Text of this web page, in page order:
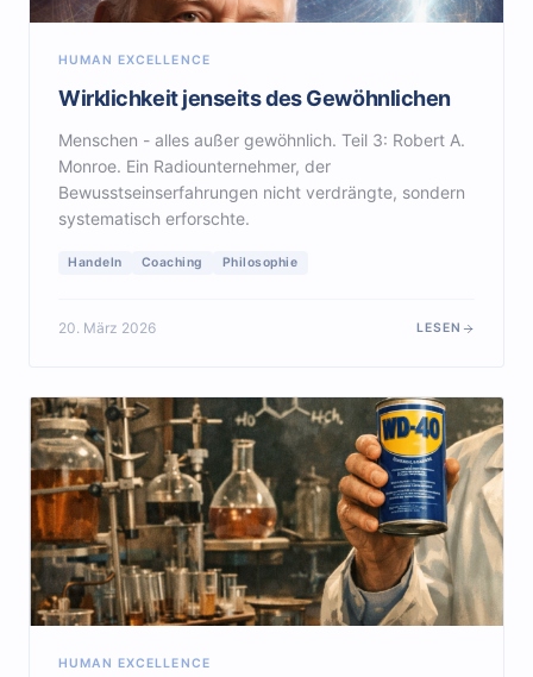
HUMAN EXCELLENCE
Wirklichkeit jenseits des Gewöhnlichen
Menschen - alles außer gewöhnlich. Teil 3: Robert A.
Monroe. Ein Radiounternehmer, der
Bewusstseinserfahrungen nicht verdrängte, sondern
systematisch erforschte.
Handeln Coaching Philosophie
20. März 2026 LESEN
HUMAN EXCELLENCE